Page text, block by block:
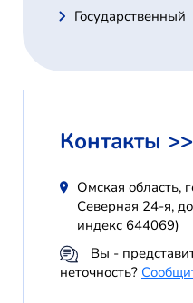
Государственный
Контакты >>
Омская область,
Северная 24-я,
индекс 644069)
Вы -
неточность?